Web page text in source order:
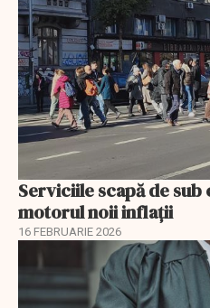
Serviciile scapă de
motorul noii inflații
16 FEBRUARIE 2026